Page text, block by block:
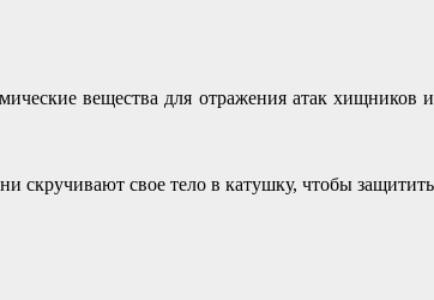
вещества для отражения атак хищников и
скручивают свое тело в катушку, чтобы защитить